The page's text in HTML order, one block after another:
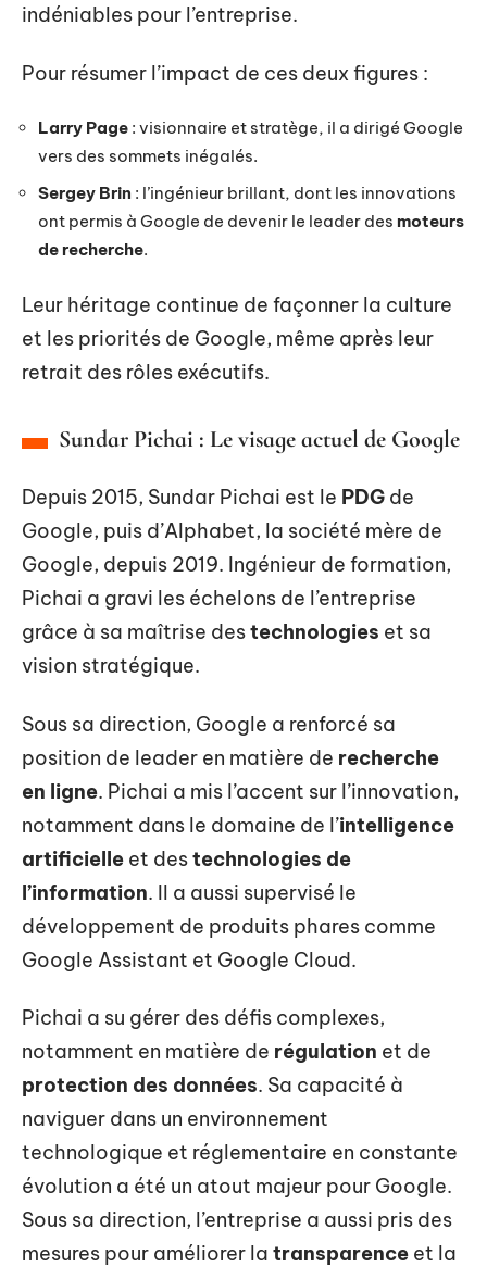
indéniables pour l’entreprise.
Pour résumer l’impact de ces deux figures :
Larry Page : visionnaire et stratège, il a dirigé Google
vers des sommets inégalés.
Sergey Brin : l’ingénieur brillant, dont les innovations
ont permis à Google de devenir le leader des moteurs
de recherche.
Leur héritage continue de façonner la culture
et les priorités de Google, même après leur
retrait des rôles exécutifs.
Sundar Pichai : Le visage actuel de Google
Depuis 2015, Sundar Pichai est le PDG de
Google, puis d’Alphabet, la société mère de
Google, depuis 2019. Ingénieur de formation,
Pichai a gravi les échelons de l’entreprise
grâce à sa maîtrise destechnologies et sa
vision stratégique.
Sous sa direction, Google a renforcé sa
position de leader en matière de recherche
en ligne. Pichai a mis l’accent sur l’innovation,
notamment dans le domaine de l’intelligence
artificielle et destechnologies de
l’information. Il a aussi supervisé le
développement de produits phares comme
Google Assistant et Google Cloud.
Pichai a su gérer des défis complexes,
notamment en matière de régulation et de
protection des données. Sa capacité à
naviguer dans un environnement
technologique et réglementaire en constante
évolution a été un atout majeur pour Google.
Sous sa direction, l’entreprise a aussi pris des
mesures pour améliorer la transparence et la